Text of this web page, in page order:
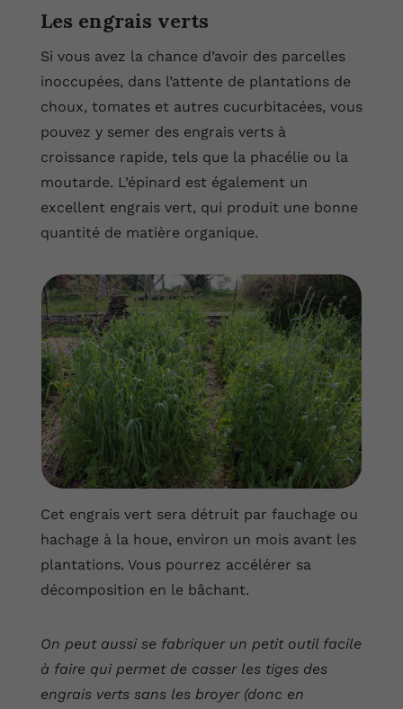
Les engrais verts
Si vous avez la chance d’avoir des parcelles
inoccupées, dans l’attente de plantations de
choux, tomates et autres cucurbitacées, vous
pouvez y semer des engrais verts à
croissance rapide, tels que la phacélie ou la
moutarde. L’épinard est également un
excellent engrais vert, qui produit une bonne
quantité de matière organique.
Cet engrais vert sera détruit par fauchage ou
hachage à la houe, environ un mois avant les
plantations. Vous pourrez accélérer sa
décomposition en le bâchant.
On peut aussi se fabriquer un petit outil facile
à faire qui permet de casser les tiges des
engrais verts sans les broyer (donc en